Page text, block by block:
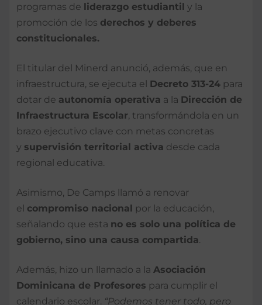
programas de liderazgo estudiantil y la
promoción de los derechos y deberes
constitucionales.
El titular del Minerd anunció, además, que en
infraestructura, se ejecuta el Decreto 313-24 para
dotar de autonomía operativa a la Dirección de
Infraestructura Escolar , transformándola en un
brazo ejecutivo clave con metas concretas
y supervisión territorial activa desde cada
regional educativa.
Asimismo, De Camps llamó a renovar
el compromiso nacional por la educación,
señalando que esta no es solo una política de
gobierno, sino una causa compartida
Además, hizo un llamado a la Asociación
Dominicana de Profesores para cumplir el
calendario escolar. “Podemos tener todo, pero